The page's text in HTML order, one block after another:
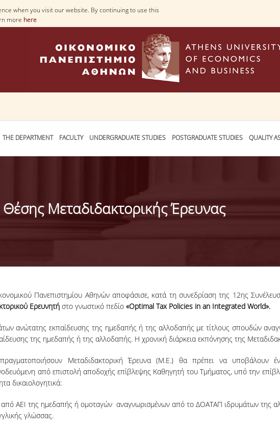
when you visit our website. By continuing to use this
more here
THE DEPARTMENT FACULTY UNDERGRADUATE STUDIES POSTGRADUATE STUDIES QUALITY
Μεταδιδακτορικής Έρευνας
Πανεπιστημίου Αθηνών αποφάσισε, κατά τη συνεδρίαση της 12ης
Ερευνητή στο γνωστικό πεδίο «Optimal Tax Policies in an Integrated World».
ανώτατης εκπαίδευσης της ημεδαπής ή της αλλοδαπής με τίτλους σπουδών
της ημεδαπής ή της αλλοδαπής. Η χρονική διάρκεια εκπόνησης της
Μεταδιδακτορική Έρευνα (Μ.Ε.) θα πρέπει να υποβάλουν
από επιστολή αποδοχής επίβλεψης Καθηγητή του Τμήματος, υπό την
δικαιολογητικά:
ΑΕΙ της ημεδαπής ή ομοταγών αναγνωρισμένων από το ΔΟΑΤΑΠ ιδρυμάτων της
γλώσσας.